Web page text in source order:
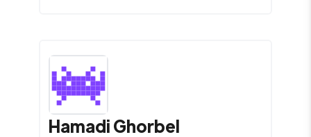
Hamadi Ghorbel